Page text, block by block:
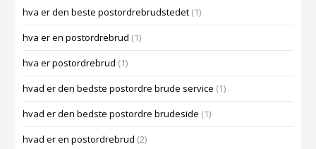
hva er den beste postordrebrudstedet (1)
hva er en postordrebrud (1)
hva er postordrebrud (1)
hvad er den bedste postordre brude service (1)
hvad er den bedste postordre brudeside (1)
hvad er en postordrebrud (2)